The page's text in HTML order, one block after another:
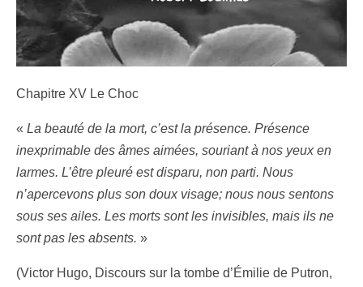
Chapitre XV Le Choc
« La beauté de la mort, c’est la présence. Présence
inexprimable des âmes aimées, souriant à nos yeux en
larmes. L’être pleuré est disparu, non parti. Nous
n’apercevons plus son doux visage; nous nous sentons
sous ses ailes. Les morts sont les invisibles, mais ils ne
sont pas les absents. »
(Victor Hugo, Discours sur la tombe d’Émilie de Putron,